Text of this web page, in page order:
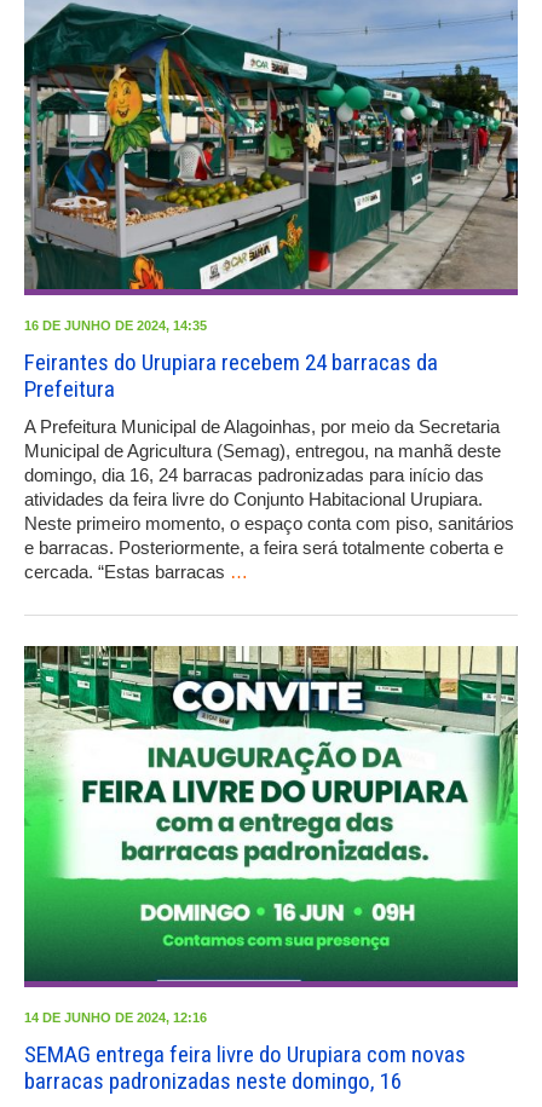
16 DE JUNHO DE 2024, 14:35
Feirantes do Urupiara recebem 24 barracas da
Prefeitura
A Prefeitura Municipal de Alagoinhas, por meio da Secretaria
Municipal de Agricultura (Semag), entregou, na manhã deste
domingo, dia 16, 24 barracas padronizadas para início das
atividades da feira livre do Conjunto Habitacional Urupiara.
Neste primeiro momento, o espaço conta com piso, sanitários
e barracas. Posteriormente, a feira será totalmente coberta e
cercada. “Estas barracas …
14 DE JUNHO DE 2024, 12:16
SEMAG entrega feira livre do Urupiara com novas
barracas padronizadas neste domingo, 16